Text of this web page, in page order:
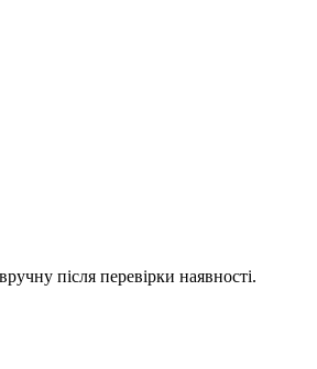
після перевірки наявності.